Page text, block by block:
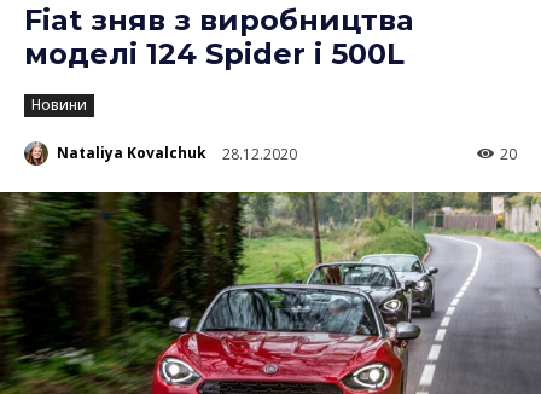
Fiat зняв з виробництва
моделі 124 Spider і 500L
Новини
Nataliya Kovalchuk 28.12.2020 20